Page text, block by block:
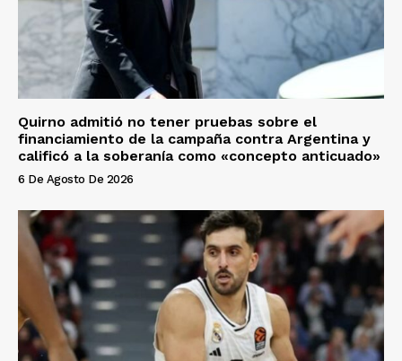
Quirno admitió no tener pruebas sobre el
financiamiento de la campaña contra Argentina y
calificó a la soberanía como «concepto anticuado»
6 De Agosto De 2026